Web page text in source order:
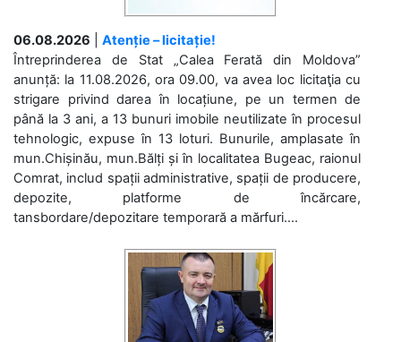
06.08.2026
Atenție – licitație!
Întreprinderea de Stat „Calea Ferată din Moldova”
anunță: la 11.08.2026, ora 09.00, va avea loc licitaţia cu
strigare privind darea în locațiune, pe un termen de
până la 3 ani, a 13 bunuri imobile neutilizate în procesul
tehnologic, expuse în 13 loturi. Bunurile, amplasate în
mun.Chișinău, mun.Bălți și în localitatea Bugeac, raionul
Comrat, includ spații administrative, spații de producere,
depozite, platforme de încărcare,
tansbordare/depozitare temporară a mărfuri....